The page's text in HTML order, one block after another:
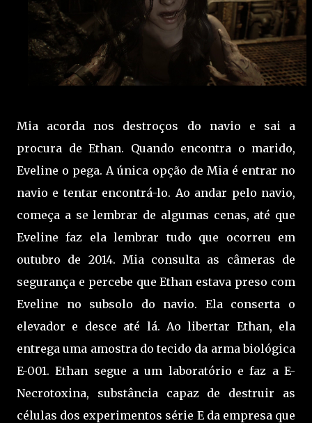
Mia acorda nos destroços do navio e sai a
procura de Ethan. Quando encontra o marido,
Eveline o pega. A única opção de Mia é entrar no
navio e tentar encontrá-lo. Ao andar pelo navio,
começa a se lembrar de algumas cenas, até que
Eveline faz ela lembrar tudo que ocorreu em
outubro de 2014. Mia consulta as câmeras de
segurança e percebe que Ethan estava preso com
Eveline no subsolo do navio. Ela conserta o
elevador e desce até lá. Ao libertar Ethan, ela
entrega uma amostra do tecido da arma biológica
E-001. Ethan segue a um laboratório e faz a E-
Necrotoxina, substância capaz de destruir as
células dos experimentos série E da empresa que